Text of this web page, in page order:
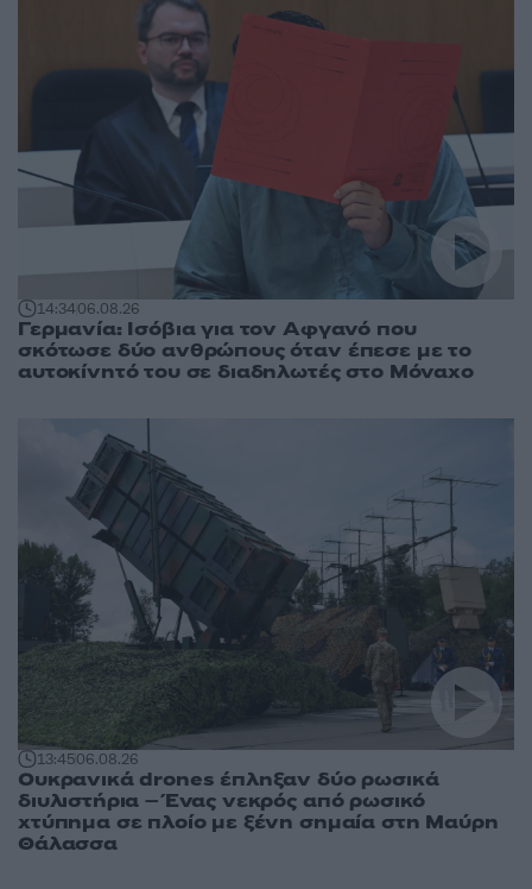
14:3406.08.26
Γερμανία: Ισόβια για τον Αφγανό που
σκότωσε δύο ανθρώπους όταν έπεσε με το
αυτοκίνητό του σε διαδηλωτές στο Μόναχο
13:4506.08.26
Ουκρανικά drones έπληξαν δύο ρωσικά
διυλιστήρια – Ένας νεκρός από ρωσικό
χτύπημα σε πλοίο με ξένη σημαία στη Μαύρη
Θάλασσα